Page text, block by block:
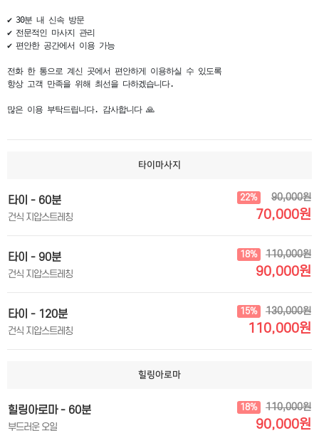
✔ 30분 내 신속 방문
✔ 전문적인 마사지 관리
✔ 편안한 공간에서 이용 가능
전화 한 통으로 계신 곳에서 편안하게 이용하실 수 있도록
항상 고객 만족을 위해 최선을 다하겠습니다.
많은 이용 부탁드립니다. 감사합니다 🙏
타이마사지
타이 - 60분
건식 지압스트레칭
90,000원
22%
70,000원
타이 - 90분
건식 지압스트레칭
110,000원
18%
90,000원
타이 - 120분
건식 지압스트레칭
130,000원
15%
110,000원
힐링아로마
힐링아로마 - 60분
부드러운 오일
110,000원
18%
90,000원